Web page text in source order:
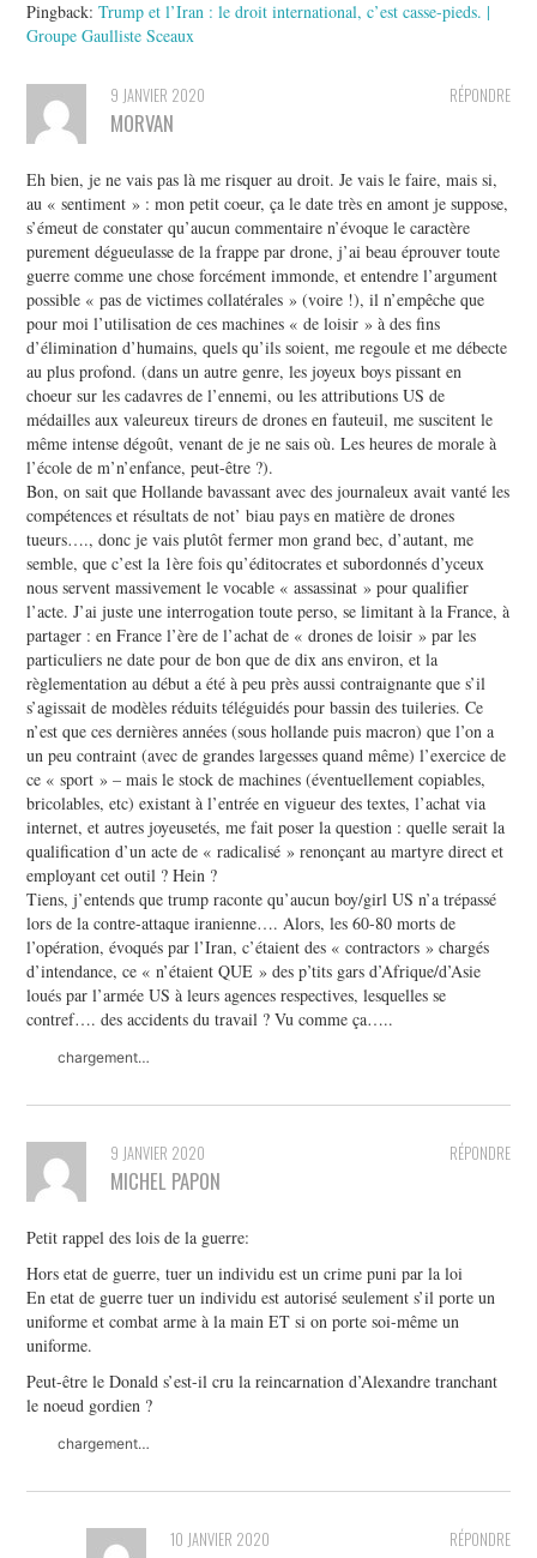
Pingback:Trump et l’Iran : le droit international, c’est casse-pieds. |
Groupe Gaulliste Sceaux
RÉPONDRE
9 JANVIER 2020
MORVAN
Eh bien, je ne vais pas là me risquer au droit. Je vais le faire, mais si,
au « sentiment » : mon petit coeur, ça le date très en amont je suppose,
s’émeut de constater qu’aucun commentaire n’évoque le caractère
purement dégueulasse de la frappe par drone, j’ai beau éprouver toute
guerre comme une chose forcément immonde, et entendre l’argument
possible « pas de victimes collatérales » (voire !), il n’empêche que
pour moi l’utilisation de ces machines « de loisir » à des fins
d’élimination d’humains, quels qu’ils soient, me regoule et me débecte
au plus profond. (dans un autre genre, les joyeux boys pissant en
choeur sur les cadavres de l’ennemi, ou les attributions US de
médailles aux valeureux tireurs de drones en fauteuil, me suscitent le
même intense dégoût, venant de je ne sais où. Les heures de morale à
l’école de m’n’enfance, peut-être ?).
Bon, on sait que Hollande bavassant avec des journaleux avait vanté les
compétences et résultats de not’ biau pays en matière de drones
tueurs…., donc je vais plutôt fermer mon grand bec, d’autant, me
semble, que c’est la 1ère fois qu’éditocrates et subordonnés d’yceux
nous servent massivement le vocable « assassinat » pour qualifier
l’acte. J’ai juste une interrogation toute perso, se limitant à la France, à
partager : en France l’ère de l’achat de « drones de loisir » par les
particuliers ne date pour de bon que de dix ans environ, et la
règlementation au début a été à peu près aussi contraignante que s’il
s’agissait de modèles réduits téléguidés pour bassin des tuileries. Ce
n’est que ces dernières années (sous hollande puis macron) que l’on a
un peu contraint (avec de grandes largesses quand même) l’exercice de
ce « sport » – mais le stock de machines (éventuellement copiables,
bricolables, etc) existant à l’entrée en vigueur des textes, l’achat via
internet, et autres joyeusetés, me fait poser la question : quelle serait la
qualification d’un acte de « radicalisé » renonçant au martyre direct et
employant cet outil ? Hein ?
Tiens, j’entends que trump raconte qu’aucun boy/girl US n’a trépassé
lors de la contre-attaque iranienne…. Alors, les 60-80 morts de
l’opération, évoqués par l’Iran, c’étaient des « contractors » chargés
d’intendance, ce « n’étaient QUE » des p’tits gars d’Afrique/d’Asie
loués par l’armée US à leurs agences respectives, lesquelles se
contref…. des accidents du travail ? Vu comme ça…..
chargement…
RÉPONDRE
9 JANVIER 2020
MICHEL PAPON
Petit rappel des lois de la guerre:
Hors etat de guerre, tuer un individu est un crime puni par la loi
En etat de guerre tuer un individu est autorisé seulement s’il porte un
uniforme et combat arme à la main ET si on porte soi-même un
uniforme.
Peut-être le Donald s’est-il cru la reincarnation d’Alexandre tranchant
le noeud gordien ?
chargement…
RÉPONDRE
10 JANVIER 2020